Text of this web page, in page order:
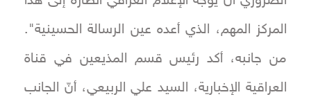
المركز المهم، الذي أعده عين الرسالة الحسينية".
من جانبه، أكد رئيس قسم المذيعين في قناة
العراقية الإخبارية، السيد علي الربيعي، أنّ الجانب